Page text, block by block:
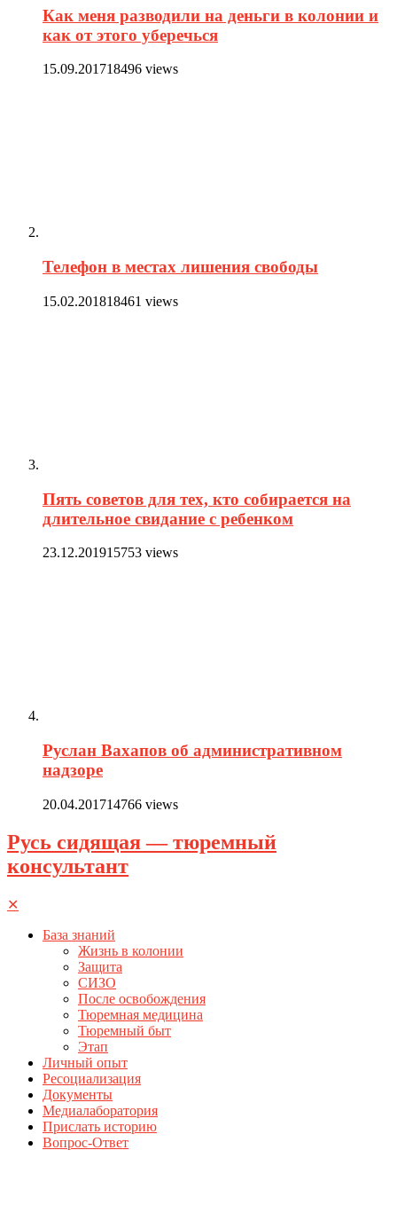
Как меня разводили на деньги в колонии и
как от этого уберечься
15.09.201718496 views
Телефон в местах лишения свободы
15.02.201818461 views
Пять советов для тех, кто собирается на
длительное свидание с ребенком
23.12.201915753 views
Руслан Вахапов об административном
надзоре
20.04.201714766 views
Русь сидящая — тюремный
консультант
✕
База знаний
Жизнь в колонии
Защита
СИЗО
После освобождения
Тюремная медицина
Тюремный быт
Этап
Личный опыт
Ресоциализация
Документы
Медиалаборатория
Прислать историю
Вопрос-Ответ